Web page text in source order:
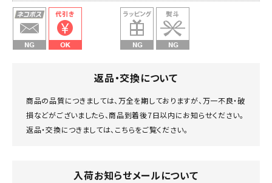
返品・交換について
商品の品質につきましては、万全を期しておりますが、万一不良・破
損などがございましたら、商品到着後7日以内にお知らせください。
返品・交換につきましては、 こちらをご覧ください。
入荷お知らせメールについて